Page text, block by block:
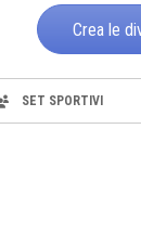
Crea le
SET SPORTIVI